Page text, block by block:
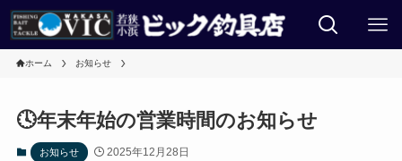
ホーム お知らせ
🕓年末年始の営業時間のお知らせ
お知らせ 2025年12月28日